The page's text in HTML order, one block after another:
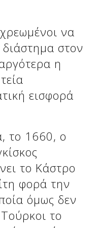
να
στον
η
εισφορά
το 1660, ο
το Κάστρο
φορά την
όμως δεν
το